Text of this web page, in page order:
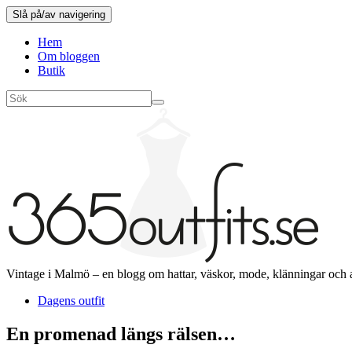
Slå på/av navigering
Hem
Om bloggen
Butik
Vintage i Malmö – en blogg om hattar, väskor, mode, klänningar och
Dagens outfit
En promenad längs rälsen…